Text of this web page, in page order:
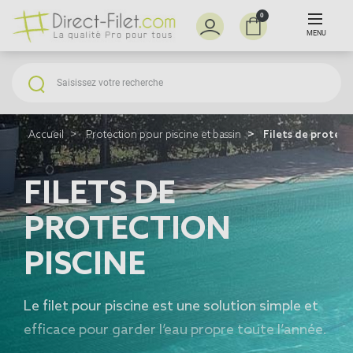
0
MENU
Accueil Protection pour piscine et bassin Filets de
FILETS DE
PROTECTION
PISCINE
Le filet pour piscine est une solution simple et
efficace pour garder l’eau propre toute l’année.